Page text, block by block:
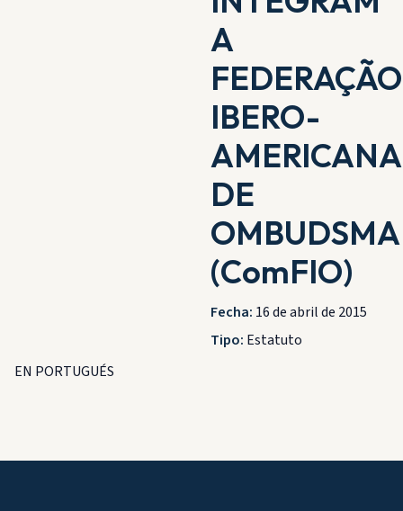
A
FEDERAÇÃO
IBERO-
AMERICANA
DE
(ComFIO)
Fecha: 16 de abril de 2015
Tipo: Estatuto
EN PORTUGUÉS